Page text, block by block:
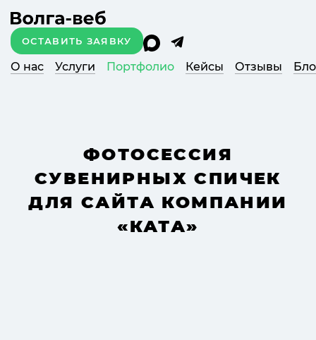
О нас Услуги Портфолио Кейсы Отзывы
ОСТАВИТЬ ЗАЯВКУ
ФОТОСЕССИЯ
СУВЕНИРНЫХ СПИЧЕК
ДЛЯ САЙТА КОМПАНИИ
«КАТА»